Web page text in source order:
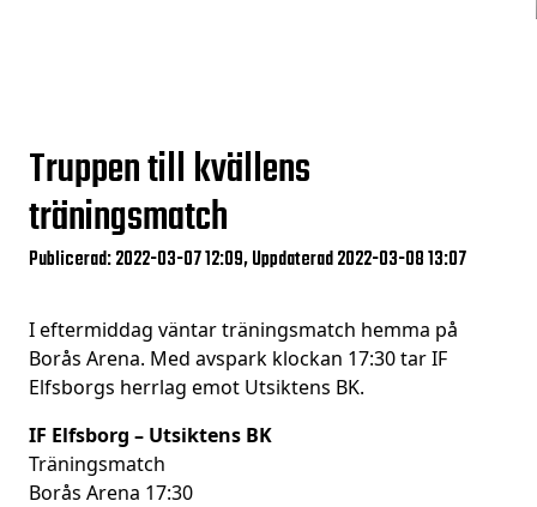
Truppen till kvällens
träningsmatch
Publicerad: 2022-03-07 12:09, Uppdaterad 2022-03-08 13:07
I eftermiddag väntar träningsmatch hemma på
Borås Arena. Med avspark klockan 17:30 tar IF
Elfsborgs herrlag emot Utsiktens BK.
IF Elfsborg – Utsiktens BK
Träningsmatch
Borås Arena 17:30